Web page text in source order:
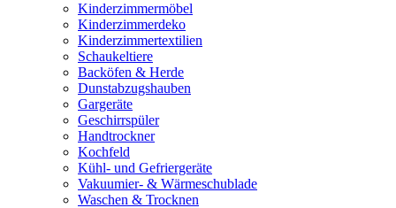
Kinderzimmermöbel
Kinderzimmerdeko
Kinderzimmertextilien
Schaukeltiere
Backöfen & Herde
Dunstabzugshauben
Gargeräte
Geschirrspüler
Handtrockner
Kochfeld
Kühl- und Gefriergeräte
Vakuumier- & Wärmeschublade
Waschen & Trocknen